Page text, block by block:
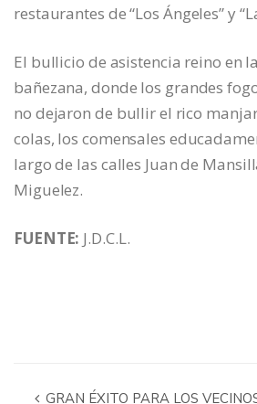
restaurantes de “Los Ángeles” y
El bullicio de asistencia reino en
bañezana, donde los grandes
no dejaron de bullir el rico
colas, los comensales
largo de las calles Juan de
Miguelez.
FUENTE: J.D.C.L.
GRAN ÉXITO PARA LOS